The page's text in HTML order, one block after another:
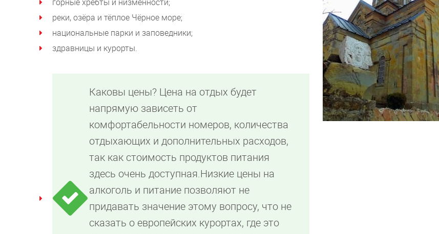
реки, озёра и тёплое Чёрное море;
национальные парки и заповедники;
здравницы и курорты.
Каковы цены? Цена на отдых будет
напрямую зависеть от
комфортабельности номеров, количества
отдыхающих и дополнительных расходов,
так как стоимость продуктов питания
здесь очень доступная.Низкие цены на
алкоголь и питание позволяют не
придавать значение этому вопросу, что не
сказать о европейских курортах, где это